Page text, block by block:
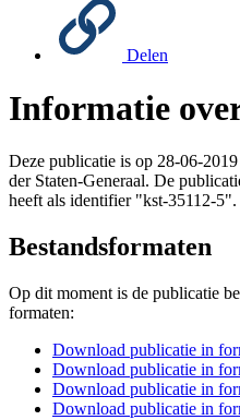
Delen
Informatie
Deze publicatie is op 28-06-
der Staten-Generaal. De
heeft als identifier "kst-35112-5".
Bestandsformaten
Op dit moment is de publicatie
formaten:
Download publicatie in
Download publicatie in
Download publicatie in
Download publicatie in